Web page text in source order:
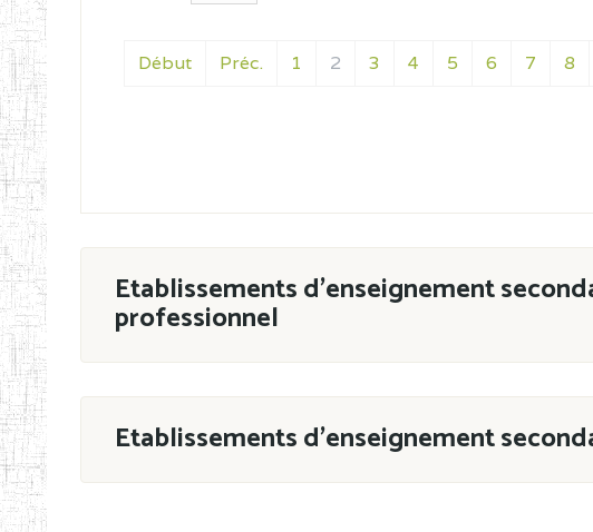
Début Préc. 1 2 3 4 5 6 7 8
Etablissements d'enseignement
professionnel
ESTP
Etablissements d'enseignement